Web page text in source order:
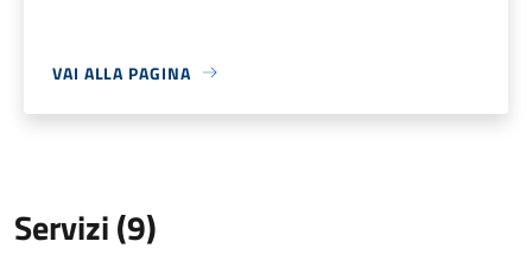
VAI ALLA PAGINA
Servizi (9)